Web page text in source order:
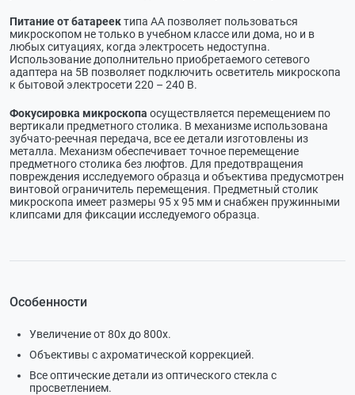
Питание от батареектипа АА позволяет пользоваться
микроскопом не только в учебном классе или дома, но и в
любых ситуациях, когда электросеть недоступна.
Использование дополнительно приобретаемого сетевого
адаптера на 5В позволяет подключить осветитель микроскопа
к бытовой электросети 220 – 240 В.
Фокусировка микроскопа осуществляется перемещением по
вертикали предметного столика. В механизме использована
зубчато-реечная передача, все ее детали изготовлены из
металла. Механизм обеспечивает точное перемещение
предметного столика без люфтов. Для предотвращения
повреждения исследуемого образца и объектива предусмотрен
винтовой ограничитель перемещения. Предметный столик
микроскопа имеет размеры 95 х 95 мм и снабжен пружинными
клипсами для фиксации исследуемого образца.
Особенности
Увеличение от 80х до 800х.
Объективы с ахроматической коррекцией.
Все оптические детали из оптического стекла с
просветлением.